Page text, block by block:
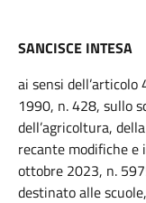
SANCISCE INTESA
ai sensi dell’articolo
1990, n. 428, sullo
dell’agricoltura,
recante modifiche
ottobre 2023, n.
destinato alle